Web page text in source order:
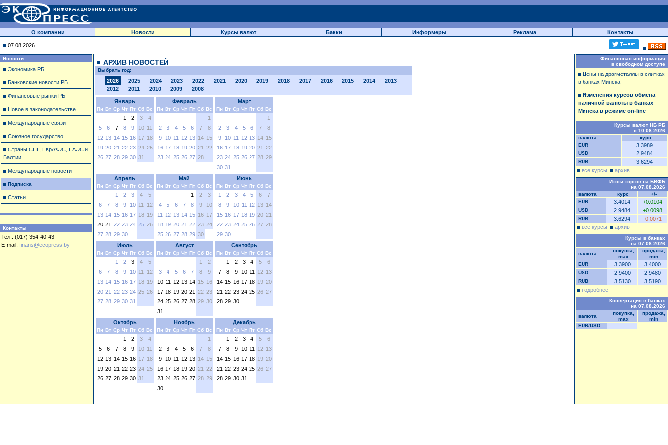
О компании Новости Курсы валют Банки Информеры Реклама Контакты
07.08.2026
Новости
Экономика РБ
Банковские новости РБ
Финансовые рынки РБ
Новое в законодательстве
Международные связи
Союзное государство
Страны СНГ, ЕврАзЭС, ЕАЭС и
Балтии
Международные новости
Подписка
Статьи
Контакты
Тел.: (017) 354-40-43
E-mail: finans@ecopress.by
АРХИВ НОВОСТЕЙ
Выбрать год:
2026 2025 2024 2023 2022 2021 2020 2019 2018 2017 2016 2015 2014
2013
2012
2011 2010 2009 2008
Январь
Пн Вт Ср Чт Пт Сб Вс
1 2 3
4
5
6 7 8 9 10 11
12 13 14 15 16 17 18
19 20 21 22 23 24 25
26 27 28 29 30 31
Февраль
Пн Вт Ср Чт Пт Сб Вс
1
2
3 4 5 6 7
8
9
10 11 12 13 14 15
16 17 18 19 20 21 22
23 24 25 26 27 28
Март
Пн Вт Ср Чт Пт Сб Вс
1
2
3 4 5 6 7
8
9
10 11 12 13 14 15
16 17 18 19 20 21 22
23 24 25 26 27 28 29
30 31
Апрель
Пн Вт Ср Чт Пт Сб Вс
1 2 3 4
5
6
7 8 9 10 11
12
13 14 15 16 17 18 19
20 21 22 23 24 25 26
27 28 29 30
Май
Пн Вт Ср Чт Пт Сб Вс
1 2
3
4
5 6 7 8 9
10
11
12 13 14 15 16 17
18 19 20 21 22 23 24
25 26 27 28 29 30
Июнь
Пн Вт Ср Чт Пт Сб Вс
1 2 3 4 5 6
7
8
9 10 11 12 13 14
15 16 17 18 19 20 21
22 23 24 25 26 27 28
29 30
Июль
Пн Вт Ср Чт Пт Сб Вс
1 2 3 4
5
6
7 8 9 10 11
12
13 14 15 16 17 18 19
20 21 22 23 24 25 26
27 28 29 30 31
Август
Пн Вт Ср Чт Пт Сб Вс
1
2
3
4 5 6 7 8
9
10 11 12 13 14 15 16
17 18 19 20 21 22 23
24 25 26 27 28 29 30
31
Сентябрь
Пн Вт Ср Чт Пт Сб Вс
1 2 3 4 5
6
7
8 9 10 11 12 13
14 15 16 17 18 19 20
21 22 23 24 25 26 27
28 29 30
Октябрь
Пн Вт Ср Чт Пт Сб Вс
1 2 3
4
5
6 7 8 9 10 11
12 13 14 15 16 17 18
19 20 21 22 23 24 25
26 27 28 29 30 31
Ноябрь
Пн Вт Ср Чт Пт Сб Вс
1
2
3 4 5 6 7
8
9
10 11 12 13 14 15
16 17 18 19 20 21 22
23 24 25 26 27 28 29
30
Декабрь
Пн Вт Ср Чт Пт Сб Вс
1 2 3 4 5
6
7
8 9 10 11 12 13
14 15 16 17 18 19 20
21 22 23 24 25 26 27
28 29 30 31
Финансовая информация
в свободном доступе
Цены на драгметаллы в слитках
в банках Минска
Изменения курсов обмена
наличной валюты в банках
Минска в режиме on-line
Курсы валют НБ РБ
с 10.08.2026
валюта
курс
EUR
3.3989
USD 2.9484
RUB
3.6294
все курсы
архив
Итоги торгов на БВФБ
на 07.08.2026
валюта
курс
+/-
EUR
3.4014 +0.0104
USD 2.9484 +0.0098
RUB 3.6294
-0.0071
все курсы
архив
Курсы в банках
на 07.08.2026
валюта
покупка,
max
продажа,
min
EUR
3.3900 3.4000
USD 2.9400 2.9480
RUB 3.5130
3.5190
подробнее
Конвертация в банках
на 07.08.2026
валюта
покупка,
max
продажа,
min
EUR/USD